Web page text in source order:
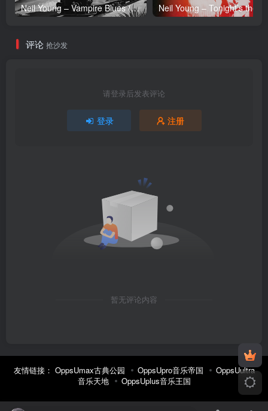
Neil Young – Vampire Blues (Live) – Single(054391239303)【24bit／96.0kHz】土耳其区
评论 抢沙发
请登录后发表评论
登录 注册
暂无评论内容
友情链接： OppsUmax古典公园 OppsUpro音乐帝国
OppsUultra
音乐天地
OppsUplus音乐王国